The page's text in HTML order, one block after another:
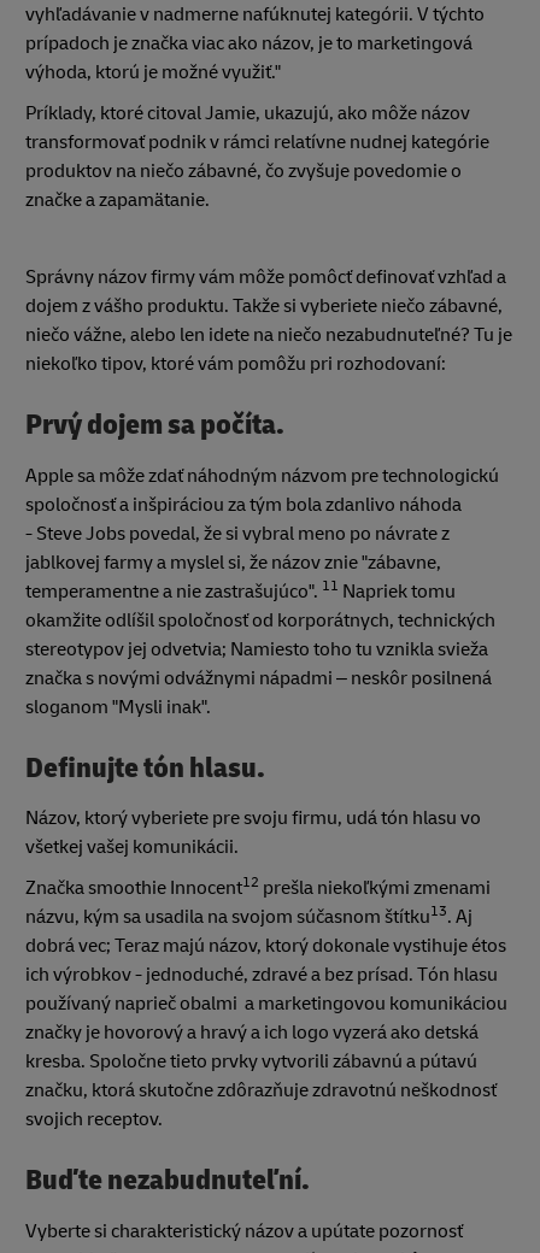
vyhľadávanie v nadmerne nafúknutej kategórii. V týchto
prípadoch je značka viac ako názov, je to marketingová
výhoda, ktorú je možné využiť."
Príklady, ktoré citoval Jamie, ukazujú, ako môže názov
transformovať podnik v rámci relatívne nudnej kategórie
produktov na niečo zábavné, čo zvyšuje povedomie o
značke a zapamätanie.
Správny názov firmy vám môže pomôcť definovať vzhľad a
dojem z vášho produktu. Takže si vyberiete niečo zábavné,
niečo vážne, alebo len idete na niečo nezabudnuteľné? Tu je
niekoľko tipov, ktoré vám pomôžu pri rozhodovaní:
Prvý dojem sa počíta.
Apple sa môže zdať náhodným názvom pre technologickú
spoločnosť a inšpiráciou za tým bola zdanlivo náhoda
- Steve Jobs povedal, že si vybral meno po návrate z
jablkovej farmy a myslel si, že názov znie "zábavne,
temperamentne a nie zastrašujúco". 11 Napriek tomu
okamžite odlíšil spoločnosť od korporátnych, technických
stereotypov jej odvetvia; Namiesto toho tu vznikla svieža
značka s novými odvážnymi nápadmi – neskôr posilnená
sloganom "Mysli inak".
Definujte tón hlasu.
Názov, ktorý vyberiete pre svoju firmu, udá tón hlasu vo
všetkej vašej komunikácii.
Značka smoothie Innocent12 prešla niekoľkými zmenami
názvu, kým sa usadila na svojom súčasnom štítku13. Aj
dobrá vec; Teraz majú názov, ktorý dokonale vystihuje étos
ich výrobkov - jednoduché, zdravé a bez prísad. Tón hlasu
používaný naprieč obalmi a marketingovou komunikáciou
značky je hovorový a hravý a ich logo vyzerá ako detská
kresba. Spoločne tieto prvky vytvorili zábavnú a pútavú
značku, ktorá skutočne zdôrazňuje zdravotnú neškodnosť
svojich receptov.
Buďte nezabudnuteľní.
Vyberte si charakteristický názov a upútate pozornosť